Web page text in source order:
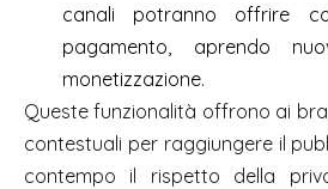
canali potranno offrire
pagamento, aprendo
monetizzazione.
Queste funzionalità offrono ai
contestuali per raggiungere il
contempo il rispetto della